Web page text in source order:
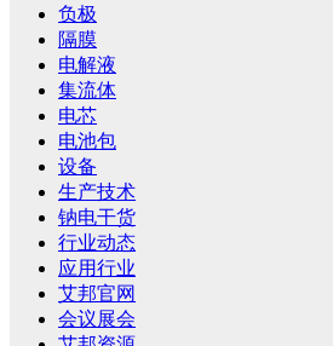
负极
隔膜
电解液
集流体
电芯
电池包
设备
生产技术
钠电干货
行业动态
应用行业
艾邦官网
会议展会